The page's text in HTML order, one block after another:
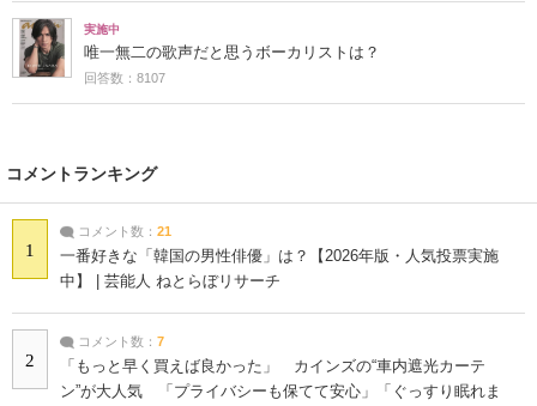
実施中
唯一無二の歌声だと思うボーカリストは？
回答数：8107
コメントランキング
1
コメント数： 21
一番好きな「韓国の男性俳優」は？【2026年版・人気投票実施
中】 | 芸能人 ねとらぼリサーチ
2
コメント数： 7
「もっと早く買えば良かった」 カインズの“車内遮光カーテ
ン”が大人気 「プライバシーも保てて安心」「ぐっすり眠れま